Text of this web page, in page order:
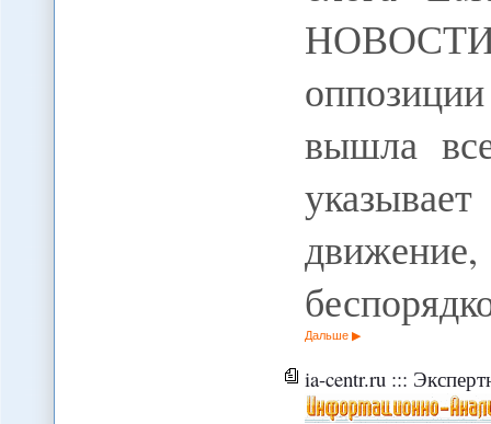
вышла
Дальше
ia-centr.ru :::